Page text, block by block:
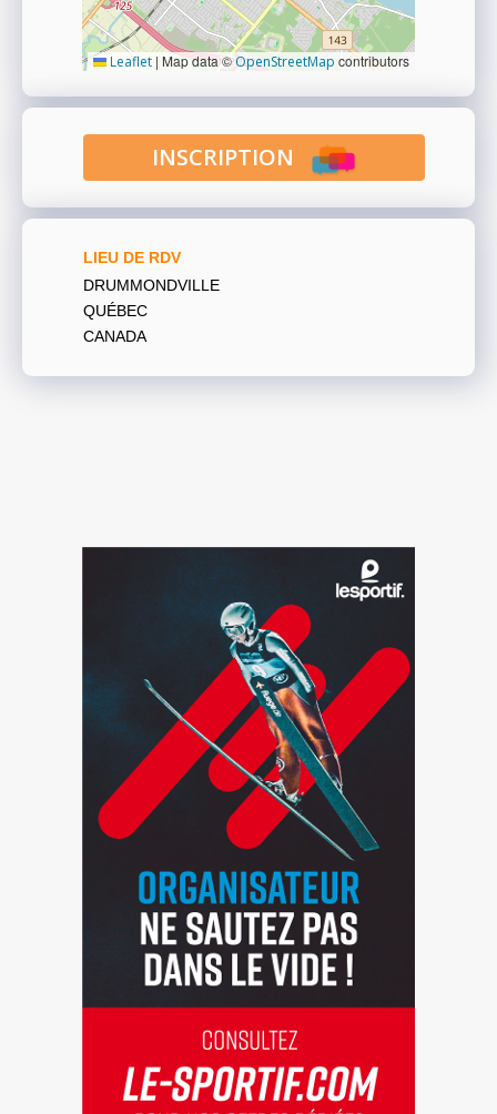
Leaflet | Map data ©OpenStreetMap contributors
INSCRIPTION
LIEU DE RDV
DRUMMONDVILLE
QUÉBEC
CANADA